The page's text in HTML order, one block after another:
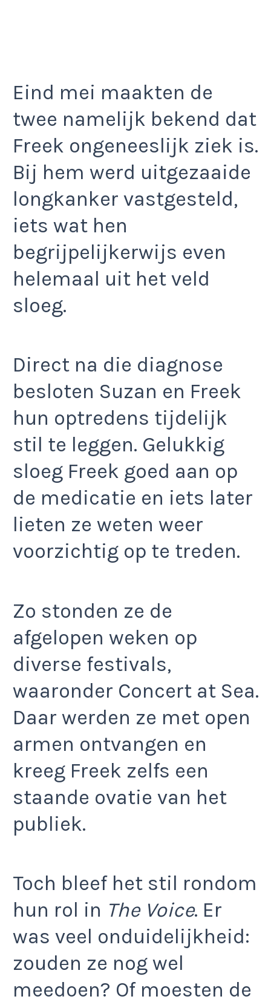
Eind mei maakten de
twee namelijk bekend dat
Freek ongeneeslijk ziek is.
Bij hem werd uitgezaaide
longkanker vastgesteld,
iets wat hen
begrijpelijkerwijs even
helemaal uit het veld
sloeg.
Direct na die diagnose
besloten Suzan en Freek
hun optredens tijdelijk
stil te leggen. Gelukkig
sloeg Freek goed aan op
de medicatie en iets later
lieten ze weten weer
voorzichtig op te treden.
Zo stonden ze de
afgelopen weken op
diverse festivals,
waaronder Concert at Sea.
Daar werden ze met open
armen ontvangen en
kreeg Freek zelfs een
staande ovatie van het
publiek.
Toch bleef het stil rondom
hun rol in The Voice. Er
was veel onduidelijkheid:
zouden ze nog wel
meedoen? Of moesten de